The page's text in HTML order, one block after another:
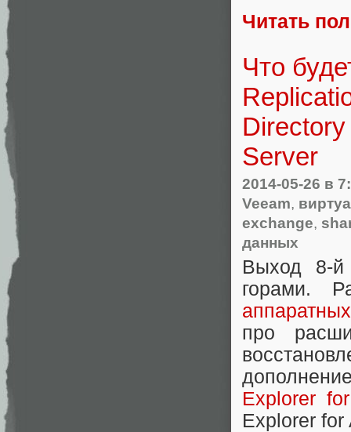
Читать
Что
Server
2014-05-26 в
Veeam,
exchange,
данных
Выход 8-
горами.
про
Explorer
Explorer for